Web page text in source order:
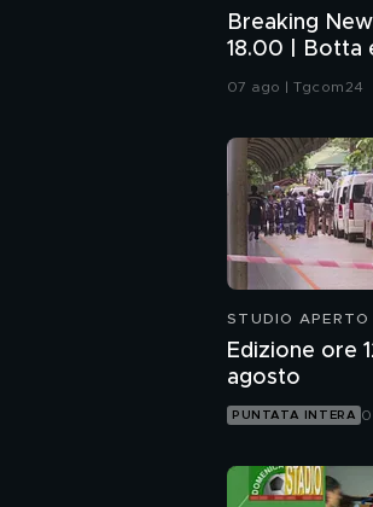
Breaking
18.00 | Botta
Madrid-Roma
07 ago | Tgcom24
STUDIO APERTO
Edizione ore
agosto
PUNTATA INTERA